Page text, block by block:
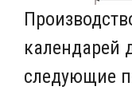
календарей
следующие